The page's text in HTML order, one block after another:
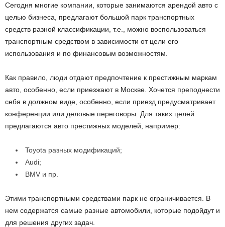
Сегодня многие компании, которые занимаются арендой авто с
целью бизнеса, предлагают большой парк транспортных
средств разной классификации, т.е., можно воспользоваться
транспортным средством в зависимости от цели его
использования и по финансовым возможностям.
Как правило, люди отдают предпочтение к престижным маркам
авто, особенно, если приезжают в Москве. Хочется преподнести
себя в должном виде, особенно, если приезд предусматривает
конференции или деловые переговоры. Для таких целей
предлагаются авто престижных моделей, например:
Toyota разных модификаций;
Audi;
BMV и пр.
Этими транспортными средствами парк не ограничивается. В
нем содержатся самые разные автомобили, которые подойдут и
для решения других задач.